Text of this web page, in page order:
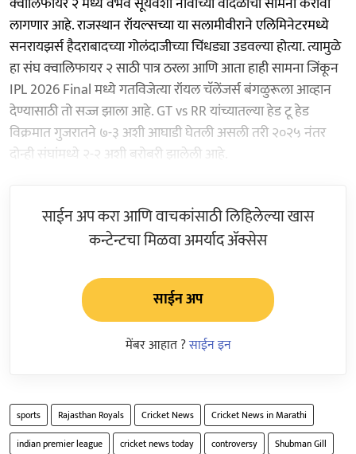
लागणार आहे. राजस्थान रॉयल्सच्या या सलामीवीराने एलिमिनेटरमध्ये
सनरायझर्स हैदराबादच्या गोलंदाजीच्या चिंधड्या उडवल्या होत्या. त्यामुळे
हा संघ क्वालिफायर २ साठी पात्र ठरला आणि आता हाही सामना जिंकून
IPL 2026 Final मध्ये गतविजेत्या रॉयल चॅलेंजर्स बंगळुरूला आव्हान
देण्यासाठी तो सज्ज झाला आहे. GT vs RR यांच्यातल्या हेड टू हेड
विक्रमात गुजरातने ७-३ अशी आघाडी घेतली असली तरी २०२५ नंतर
दोन्ही संघांमध्ये २-२ अशी बरोबरी झालेली आहे.
साईन अप करा आणि वाचकांसाठी लिहिलेल्या खास
कन्टेन्टचा मिळवा अमर्याद ॲक्सेस
साईन अप
मेंबर आहात ?साईन इन
sports Rajasthan Royals Cricket News
Cricket News in Marathi
indian premier league
cricket news today controversy Shubman Gill